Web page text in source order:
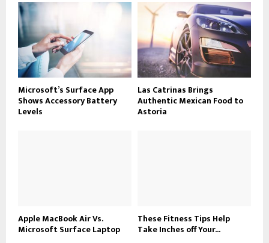
Microsoft’s Surface App
Shows Accessory Battery
Levels
Las Catrinas Brings
Authentic Mexican Food to
Astoria
Apple MacBook Air Vs.
Microsoft Surface Laptop
These Fitness Tips Help
Take Inches off Your...